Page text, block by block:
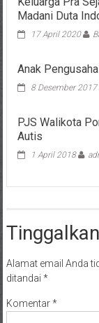
Madani Duta
17 April 2020
Anak
8 Desember 2017
PJS Walikota
Autis
1 April 2018
Alamat email Anda
ditandai *
Komentar*